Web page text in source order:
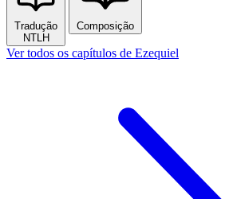
Tradução
NTLH
Composição
Ver todos os capítulos de Ezequiel